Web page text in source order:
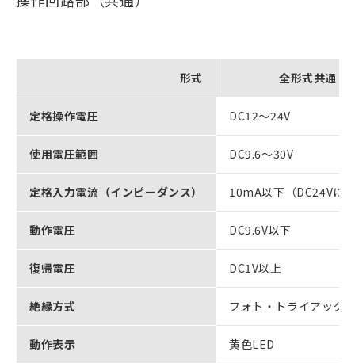
形式 全形式共通
定格操作電圧 DC12～24V
使用電圧範囲 DC9.6～30V
定格入力電流（インピーダンス） 10mA以下（DC24Vに
動作電圧 DC9.6V以下
復帰電圧 DC1V以上
絶縁方式 フォト・トライアック
動作表示 黄色LED